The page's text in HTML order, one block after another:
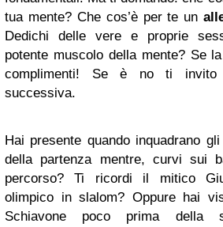
tua mente? Che cos’è per te un
Dedichi delle vere e proprie
potente muscolo della mente? Se
complimenti! Se è no ti invito
successiva.
Hai presente quando inquadrano
della partenza mentre, curvi sui
percorso? Ti ricordi il mitico
olimpico in slalom? Oppure hai
Schiavone poco prima della